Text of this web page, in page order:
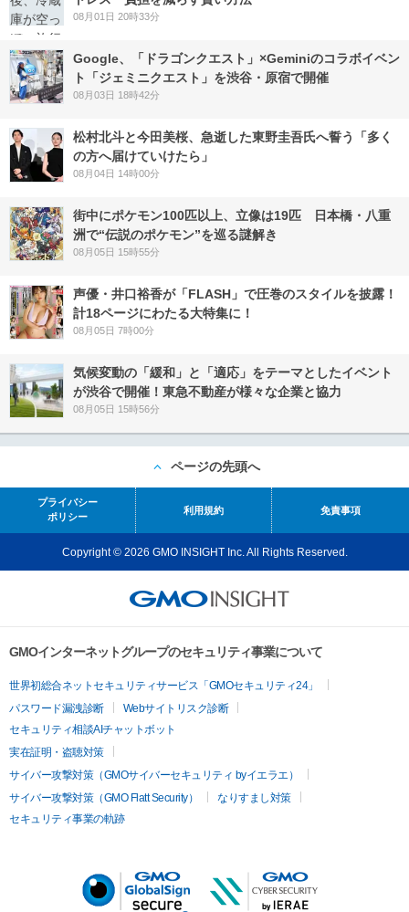
08月01日 20時33分
Google、「ドラゴンクエスト」×Geminiのコラボイベン
ト「ジェミニクエスト」を渋谷・原宿で開催
08月03日 18時42分
松村北斗と今田美桜、急逝した東野圭吾氏へ誓う「多く
の方へ届けていけたら」
08月04日 14時00分
街中にポケモン100匹以上、立像は19匹 日本橋・八重
洲で“伝説のポケモン”を巡る謎解き
08月05日 15時55分
声優・井口裕香が「FLASH」で圧巻のスタイルを披露！
計18ページにわたる大特集に！
08月05日 7時00分
気候変動の「緩和」と「適応」をテーマとしたイベント
が渋谷で開催！東急不動産が様々な企業と協力
08月05日 15時56分
ページの先頭へ
プライバシー
ポリシー
利用規約 免責事項
Copyright © 2026 GMO INSIGHT Inc. All Rights Reserved.
GMOインターネットグループのセキュリティ事業について
世界初総合ネットセキュリティサービス「GMOセキュリティ24」
パスワード漏洩診断
Webサイトリスク診断
セキュリティ相談AIチャットボット
実在証明・盗聴対策
サイバー攻撃対策（GMOサイバーセキュリティ byイエラエ）
サイバー攻撃対策（GMO Flatt Security）
なりすまし対策
セキュリティ事業の軌跡